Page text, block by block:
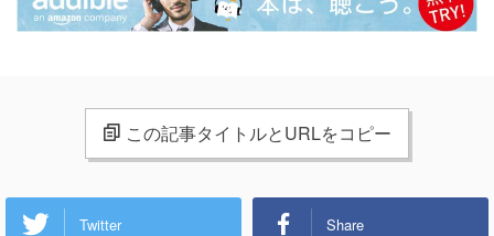
この記事タイトルとURLをコピー
Twitter Share